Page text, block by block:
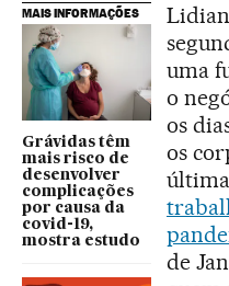
MAIS INFORMAÇÕES
Grávidas têm
mais risco de
desenvolver
complicações
por causa da
covid-19,
mostra estudo
uma
o
os
os
de